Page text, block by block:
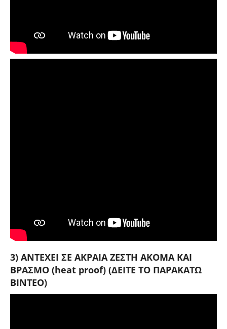
3) ΑΝΤΕΧΕΙ ΣΕ ΑΚΡΑΙΑ ΖΕΣΤΗ ΑΚΟΜΑ ΚΑΙ
ΒΡΑΣΜΟ (heat proof) (ΔΕΙΤΕ ΤΟ ΠΑΡΑΚΑΤΩ
ΒΙΝΤΕΟ)